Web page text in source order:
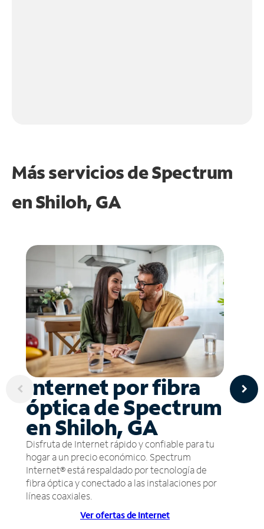
Más servicios de Spectrum
enShiloh, GA
Internet por fibra
óptica de Spectrum
en Shiloh, GA
Disfruta de Internet rápido y confiable para tu
hogar a un precio económico. Spectrum
Internet® está respaldado por tecnología de
fibra óptica y conectado a las instalaciones por
líneas coaxiales.
Ver ofertas de Internet